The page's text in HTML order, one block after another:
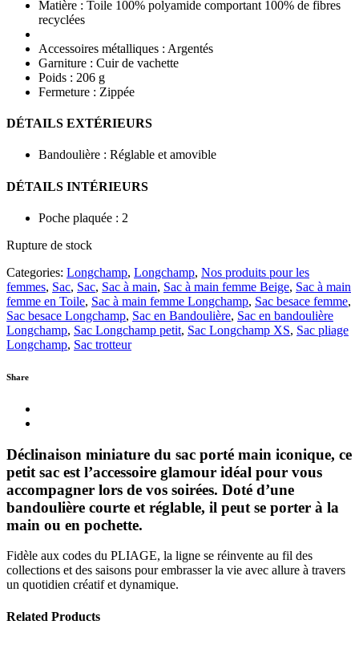
Matière : Toile 100% polyamide comportant 100% de fibres
recyclées
Accessoires métalliques : Argentés
Garniture : Cuir de vachette
Poids : 206 g
Fermeture : Zippée
DÉTAILS EXTÉRIEURS
Bandoulière : Réglable et amovible
DÉTAILS INTÉRIEURS
Poche plaquée : 2
Rupture de stock
Categories: Longchamp, Longchamp, Nos produits pour les
femmes, Sac, Sac, Sac à main, Sac à main femme Beige, Sac à main
femme en Toile, Sac à main femme Longchamp, Sac besace femme,
Sac besace Longchamp, Sac en Bandoulière, Sac en bandoulière
Longchamp, Sac Longchamp petit, Sac Longchamp XS, Sac pliage
Longchamp, Sac trotteur
Share
Déclinaison miniature du sac porté main iconique, ce
petit sac est l’accessoire glamour idéal pour vous
accompagner lors de vos soirées. Doté d’une
bandoulière courte et réglable, il peut se porter à la
main ou en pochette.
Fidèle aux codes du PLIAGE, la ligne se réinvente au fil des
collections et des saisons pour embrasser la vie avec allure à travers
un quotidien créatif et dynamique.
Related Products